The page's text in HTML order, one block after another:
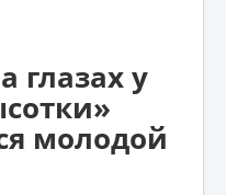
глазах у
молодой